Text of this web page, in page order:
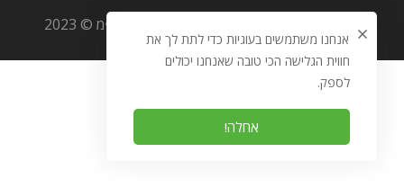
כל הזכויות שמורות לאוריגמי מערכות מידע בע״מ © 2023
אנחנו משתמשים בעוגיות כדי לתת לך את
חווית הגלישה הכי טובה שאנחנו יכולים
לספק.
אחלה!